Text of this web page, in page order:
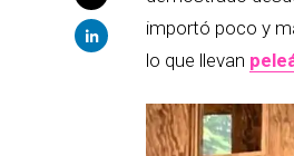
importó poco y
lo que llevan